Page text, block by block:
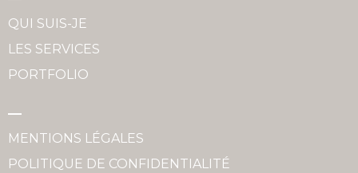
QUI SUIS-JE
LES SERVICES
PORTFOLIO
MENTIONS LÉGALES
POLITIQUE DE CONFIDENTIALITÉ